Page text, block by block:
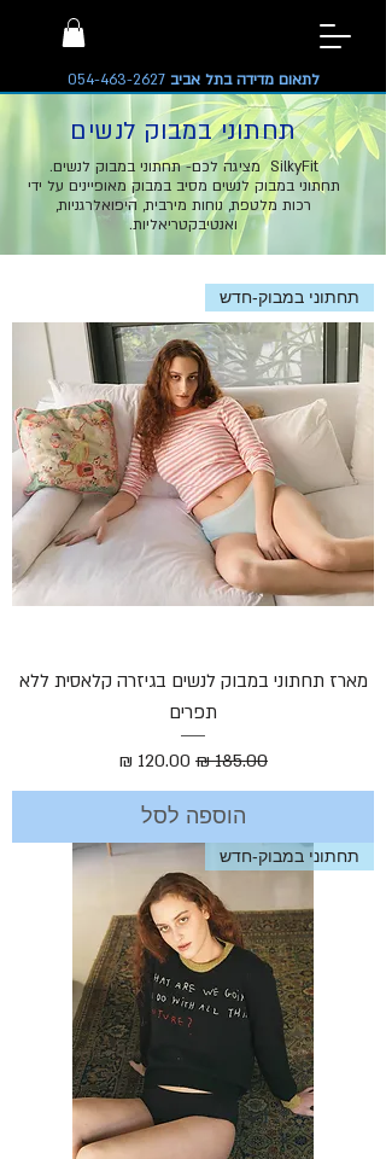
לתאום מדידה בתל אביב054-463-2627
תחתוני במבוק לנשים
SilkyFit מציגה לכם- תחתוני במבוק לנשים.
תחתוני במבוק לנשים מסיב במבוק מאופיינים על ידי
רכות מלטפת, נוחות מירבית, היפואלרגניות,
ואנטיבקטריאליות.
תחתוני במבוק-חדש
מארז תחתוני במבוק לנשים בגיזרה קלאסית ללא
תפרים
מחיר רגיל מחיר מבצע
הוספה לסל
תחתוני במבוק-חדש